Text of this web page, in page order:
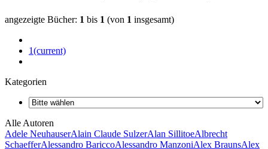
angezeigte Bücher: 1 bis 1 (von 1 insgesamt)
1(current)
Kategorien
Alle Autoren
Adele NeuhauserAlain Claude SulzerAlan SillitoeAlbrecht
SchaefferAlessandro BariccoAlessandro ManzoniAlex BraunsAlex